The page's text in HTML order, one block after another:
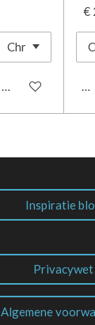
In winkelwagen
€
In
Inspiratie
Privacywet
Algemene